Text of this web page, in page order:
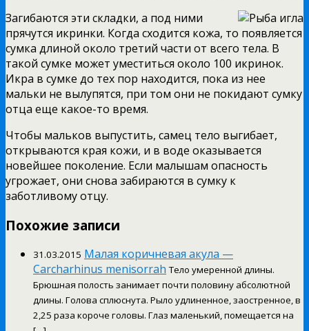
Загибаются эти складки, а под ними
прячутся икринки. Когда сходится кожа, то появляется
сумка длиной около третий части от всего тела. В
такой сумке может уместиться около 100 икринок.
Икра в сумке до тех пор находится, пока из нее
мальки не вылупятся, при том они не покидают сумку
отца еще какое-то время.
Чтобы мальков выпустить, самец тело выгибает,
открываются края кожи, и в воде оказывается
новейшее поколение. Если малышам опасность
угрожает, они снова забираются в сумку к
заботливому отцу.
Похожие записи
31.03.2015 Малая коричневая акула —
Carcharhinus menisorrah Тело умеренной длины.
Брюшная полость занимает почти половину абсолютной
длины. Голова сплюснута. Рыло удлиненное, заостренное, в
2,25 раза короче головы. Глаз маленький, помещается на